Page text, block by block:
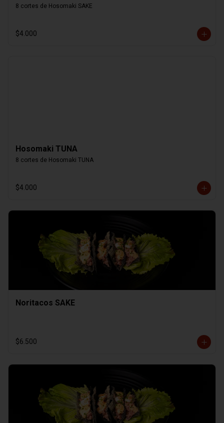
8 cortes de Hosomaki SAKE
$4.000
Hosomaki TUNA
8 cortes de Hosomaki TUNA
$4.000
Noritacos SAKE
$6.500